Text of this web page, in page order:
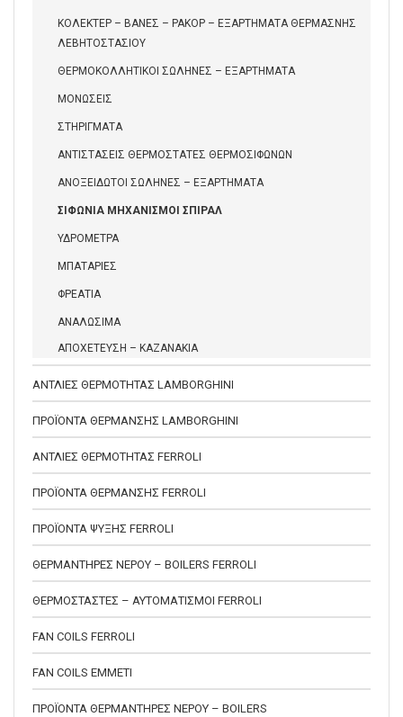
ΚΟΛΕΚΤΕΡ – ΒΑΝΕΣ – ΡΑΚΟΡ – ΕΞΑΡΤΗΜΑΤΑ ΘΕΡΜΑΣΝΗΣ
ΛΕΒΗΤΟΣΤΑΣΙΟΥ
ΘΕΡΜΟΚΟΛΛΗΤΙΚΟΙ ΣΩΛΗΝΕΣ – ΕΞΑΡΤΗΜΑΤΑ
ΜΟΝΩΣΕΙΣ
ΣΤΗΡΙΓΜΑΤΑ
ΑΝΤΙΣΤΑΣΕΙΣ ΘΕΡΜΟΣΤΑΤΕΣ ΘΕΡΜΟΣΙΦΩΝΩΝ
ΑΝΟΞΕΙΔΩΤΟΙ ΣΩΛΗΝΕΣ – ΕΞΑΡΤΗΜΑΤΑ
ΣΙΦΩΝΙΑ ΜΗΧΑΝΙΣΜΟΙ ΣΠΙΡΑΛ
ΥΔΡΟΜΕΤΡΑ
ΜΠΑΤΑΡΙΕΣ
ΦΡΕΑΤΙΑ
ΑΝΑΛΩΣΙΜΑ
ΑΠΟΧΕΤΕΥΣΗ – ΚΑΖΑΝΑΚΙΑ
ΑΝΤΛΙΕΣ ΘΕΡΜΟΤΗΤΑΣ LAMBORGHINI
ΠΡΟΪΟΝΤΑ ΘΕΡΜΑΝΣΗΣ LAMBORGHINI
ΑΝΤΛΙΕΣ ΘΕΡΜΟΤΗΤΑΣ FERROLI
ΠΡΟΪΟΝΤΑ ΘΕΡΜΑΝΣΗΣ FERROLI
ΠΡΟΪΟΝΤΑ ΨΥΞΗΣ FERROLI
ΘΕΡΜΑΝΤΗΡΕΣ ΝΕΡΟΥ – BOILERS FERROLI
ΘΕΡΜΟΣΤΑΣΤΕΣ – ΑΥΤΟΜΑΤΙΣΜΟΙ FERROLI
FAN COILS FERROLI
FAN COILS EMMETI
ΠΡΟΪΟΝΤΑ ΘΕΡΜΑΝΤΗΡΕΣ ΝΕΡΟΥ – BOILERS